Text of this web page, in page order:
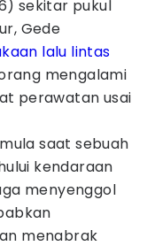
sekitar pukul
Gede
lalu lintas
mengalami
perawatan usai
saat sebuah
kendaraan
menyenggol
menabrak